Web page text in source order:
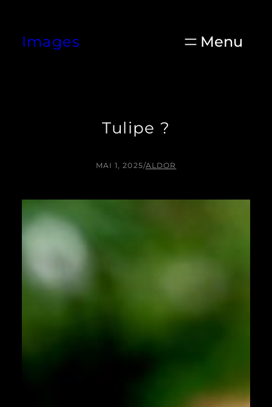
contenu
Images
Tulipe ?
MAI 1, 2025/ALDOR